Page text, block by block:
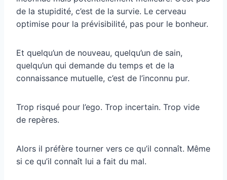
de la stupidité, c’est de la survie. Le cerveau
optimise pour la prévisibilité, pas pour le bonheur.
Et quelqu’un de nouveau, quelqu’un de sain,
quelqu’un qui demande du temps et de la
connaissance mutuelle, c’est de l’inconnu pur.
Trop risqué pour l’ego. Trop incertain. Trop vide
de repères.
Alors il préfère tourner vers ce qu’il connaît. Même
si ce qu’il connaît lui a fait du mal.